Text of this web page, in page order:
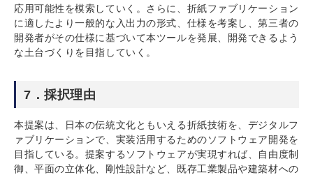
応用可能性を模索していく。さらに、折紙ファブリケーション
に適したより一般的な入出力の形式、仕様を考案し、第三者の
開発者がその仕様に基づいて本ツールを発展、開発できるよう
な土台づくりを目指していく。
7．採択理由
本提案は、日本の伝統文化ともいえる折紙技術を、デジタルフ
ァブリケーションで、実装活用するためのソフトウェア開発を
目指している。提案するソフトウェアが実現すれば、自由度制
御、平面の立体化、剛性設計など、既存工業製品や建築材への